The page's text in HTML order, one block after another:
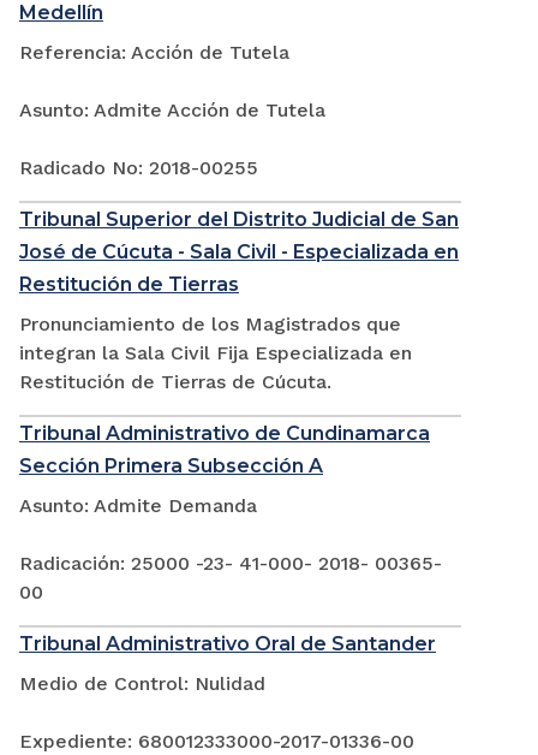
Medellín
Referencia: Acción de Tutela
Asunto: Admite Acción de Tutela
Radicado No: 2018-00255
Tribunal Superior del Distrito Judicial de San
José de Cúcuta - Sala Civil - Especializada en
Restitución de Tierras
Pronunciamiento de los Magistrados que
integran la Sala Civil Fija Especializada en
Restitución de Tierras de Cúcuta.
Tribunal Administrativo de Cundinamarca
Sección Primera Subsección A
Asunto: Admite Demanda
Radicación: 25000 -23- 41-000- 2018- 00365-
00
Tribunal Administrativo Oral de Santander
Medio de Control: Nulidad
Expediente: 680012333000-2017-01336-00